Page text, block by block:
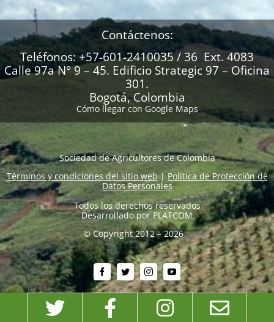
Contáctenos:
Teléfonos: +57-601-2410035 / 36 Ext. 4083
Calle 97a N° 9 – 45. Edificio Strategic 97 – Oficina
301.
Bogotá, Colombia
Cómo llegar con Google Maps
Sociedad de Agricultores de Colombia
Términos y condiciones del sitio web|Política de Protección de
Datos Personales
Todos los derechos reservados
Desarrollado por PLATCOM
© Copyright 2012 – 2026
Twitter FacebookInstagram